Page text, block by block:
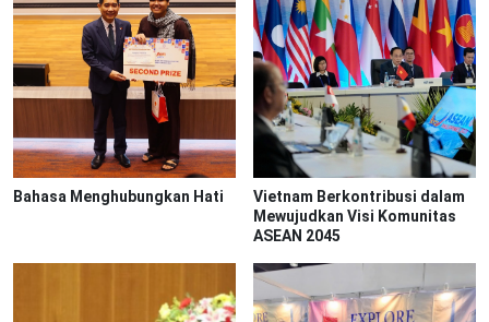
Bahasa Menghubungkan Hati
Vietnam Berkontribusi dalam
Mewujudkan Visi Komunitas
ASEAN 2045